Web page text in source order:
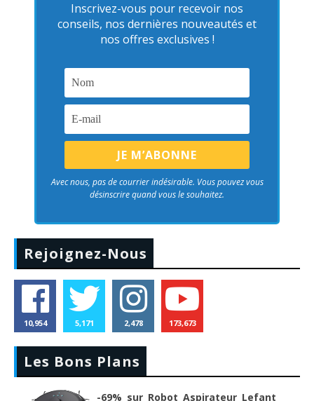
Inscrivez-vous pour recevoir nos
conseils, nos dernières nouveautés et
nos offres exclusives !
Avec nous, pas de courrier indésirable. Vous pouvez vous
désinscrire quand vous le souhaitez.
Rejoignez-Nous
10,954 5,171 2,478 173,673
Les Bons Plans
-69% sur Robot Aspirateur Lefant